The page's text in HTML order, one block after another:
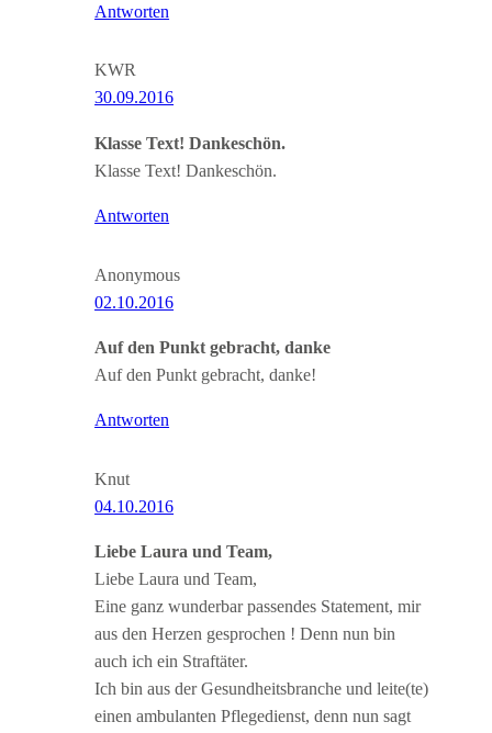
Antworten
KWR
30.09.2016
Klasse Text! Dankeschön.
Klasse Text! Dankeschön.
Antworten
Anonymous
02.10.2016
Auf den Punkt gebracht, danke
Auf den Punkt gebracht, danke!
Antworten
Knut
04.10.2016
Liebe Laura und Team,
Liebe Laura und Team,
Eine ganz wunderbar passendes Statement, mir
aus den Herzen gesprochen ! Denn nun bin
auch ich ein Straftäter.
Ich bin aus der Gesundheitsbranche und leite(te)
einen ambulanten Pflegedienst, denn nun sagt